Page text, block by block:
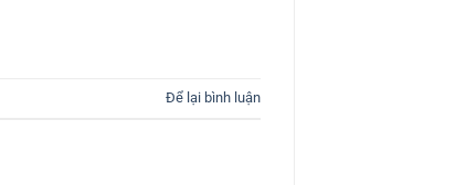
Để lại bình luận